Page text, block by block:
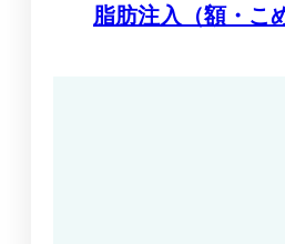
脂肪注入（額・こ